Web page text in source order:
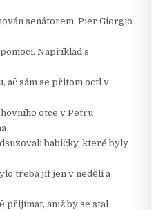
senátorem. Pier Giorgio
Například s
ač sám se přitom octl v
otce v Petru
babičky, které byly
třeba jít jen v neděli a
přijímat, aniž by se stal